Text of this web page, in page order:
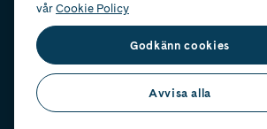
vårCookie Policy
Godkänn cookies
Avvisa alla